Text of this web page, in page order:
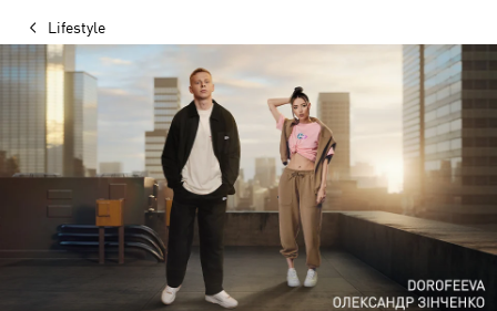
Lifestyle